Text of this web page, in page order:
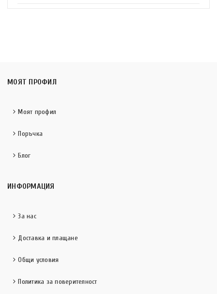
МОЯТ ПРОФИЛ
Моят профил
Поръчка
Блог
ИНФОРМАЦИЯ
За нас
Доставка и плащане
Общи условия
Политика за поверителност